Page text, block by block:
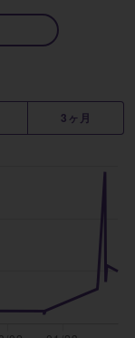
3ヶ月